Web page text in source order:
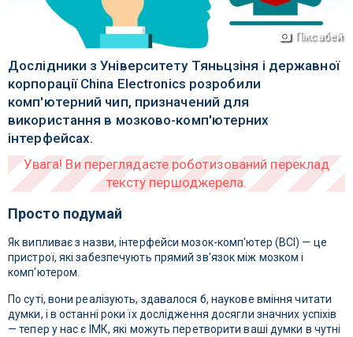
Піксабей
Дослідники з Університету Тяньцзіня і державної
корпорації China Electronics розробили
комп'ютерний чип, призначений для
використання в мозково-комп'ютерних
інтерфейсах.
Просто подумай
Як випливає з назви, інтерфейси мозок-комп'ютер (BCI) — це
пристрої, які забезпечують прямий зв'язок між мозком і
комп'ютером.
По суті, вони реалізують, здавалося б, наукове вміння читати
думки, і в останні роки їх дослідження досягли значних успіхів
— тепер у нас є ІМК, які можуть перетворити ваші думки в чутні